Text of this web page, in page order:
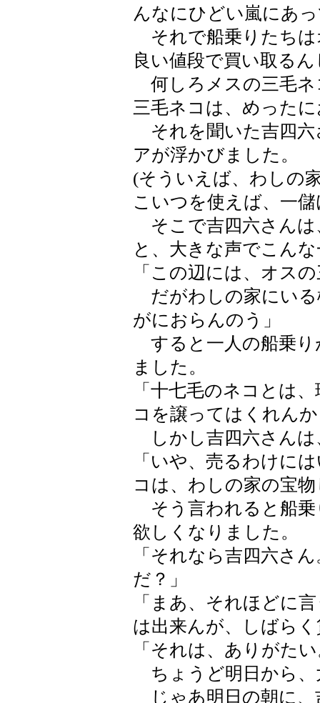
んなにひどい嵐にあ
それで船乗りたちは
良い値段で買い取る
何しろメスの三毛ネ
三毛ネコは、めった
それを聞いた吉四六
アが浮かびました。
(そういえば、わしの
こいつを使えば、一
そこで吉四六さんは
と、大きな声でこん
「この辺には、オス
だがわしの家にいる
がにおらんのう」
すると一人の船乗り
ました。
「十七毛のネコとは
コを譲ってはくれん
しかし吉四六さんは
「いや、売るわけに
コは、わしの家の宝
そう言われると船乗
欲しくなりました。
「それなら吉四六さ
だ？」
「まあ、それほどに
は出来んが、しばら
「それは、ありがた
ちょうど明日から、
じゃあ明日の朝に、